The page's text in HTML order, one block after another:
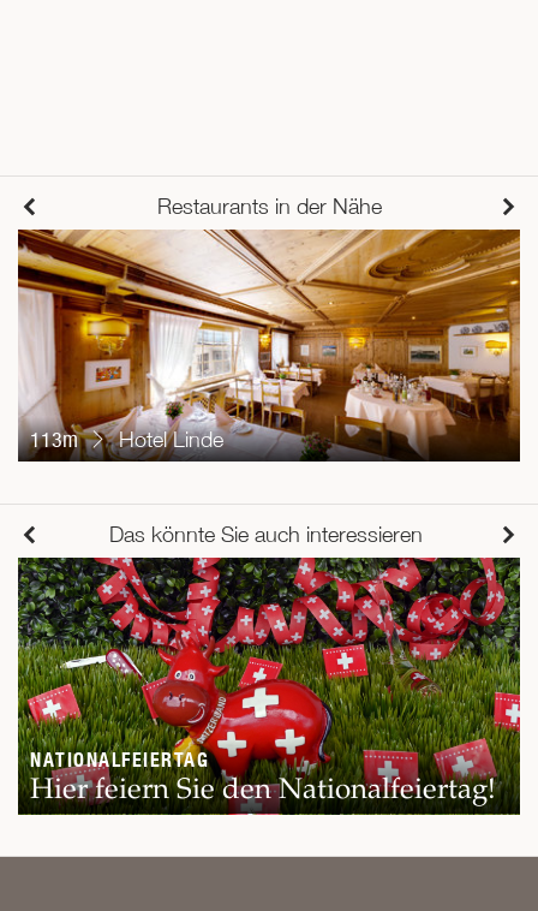
Restaurants in der Nähe
113m Hotel Linde
Das könnte Sie auch interessieren
NATIONALFEIERTAG
Hier feiern Sie den Nationalfeiertag!